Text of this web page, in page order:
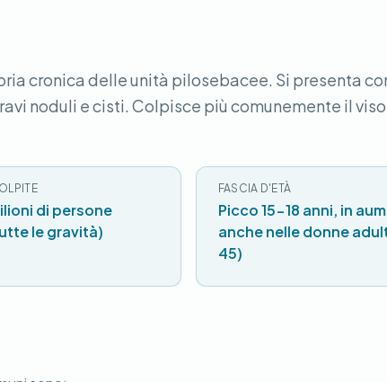
cronica delle unità pilosebacee. Si presenta
noduli e cisti. Colpisce più comunemente il
di persone
le gravità)
FASCIA D'ETÀ
Picco 15-18 anni, in
anche nelle donne
45)